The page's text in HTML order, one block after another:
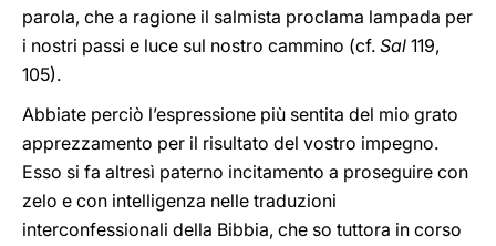
parola, che a ragione il salmista proclama lampada per
i nostri passi e luce sul nostro cammino (cf. Sal 119,
105).
Abbiate perciò l’espressione più sentita del mio grato
apprezzamento per il risultato del vostro impegno.
Esso si fa altresì paterno incitamento a proseguire con
zelo e con intelligenza nelle traduzioni
interconfessionali della Bibbia, che so tuttora in corso